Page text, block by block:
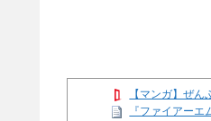
【マンガ】ぜん
『ファイアー